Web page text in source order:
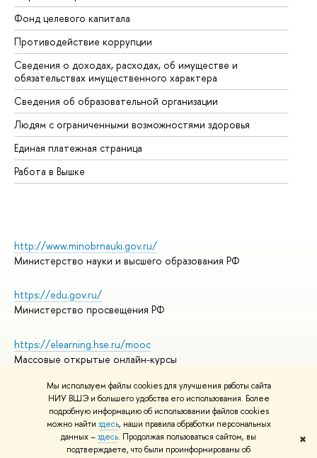
Мы используем файлы cookies для улучшения работы сайта
НИУ ВШЭ и большего удобства его использования. Более
подробную информацию об использовании файлов cookies
можно найти здесь, наши правила обработки персональных
данных –здесь. Продолжая пользоваться сайтом, вы
подтверждаете, что были проинформированы об
✖
Фонд целевого капитала
Противодействие коррупции
Сведения о доходах, расходах, об имуществе и
обязательствах имущественного характера
Сведения об образовательной организации
Людям с ограниченными возможностями здоровья
Единая платежная страница
Работа в Вышке
http://www.minobrnauki.gov.ru/
Министерство науки и высшего образования РФ
https://edu.gov.ru/
Министерство просвещения РФ
https://elearning.hse.ru/mooc
Массовые открытые онлайн-курсы
© НИУ ВШЭ 1993–2026
Адреса и контакты
Условия использования материалов
Политика конфиденциальности